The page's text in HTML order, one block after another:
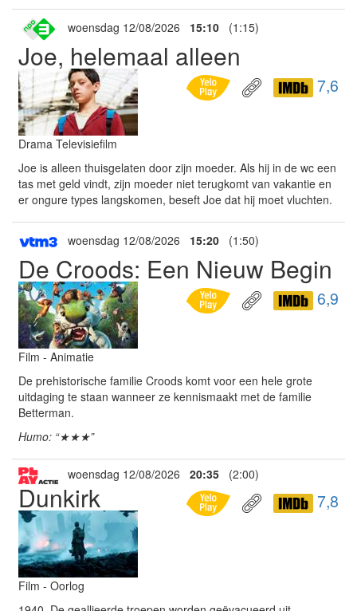
woensdag 12/08/2026 15:10 (1:15)
Joe, helemaal alleen
7,6
Drama Televisiefilm
Joe is alleen thuisgelaten door zijn moeder. Als hij in de wc een
tas met geld vindt, zijn moeder niet terugkomt van vakantie en
er ongure types langskomen, beseft Joe dat hij moet vluchten.
woensdag 12/08/2026 15:20 (1:50)
De Croods: Een Nieuw Begin
6,9
Film - Animatie
De prehistorische familie Croods komt voor een hele grote
uitdaging te staan wanneer ze kennismaakt met de familie
Betterman.
Humo: “★★★”
woensdag 12/08/2026 20:35 (2:00)
Dunkirk 7,8
Film - Oorlog